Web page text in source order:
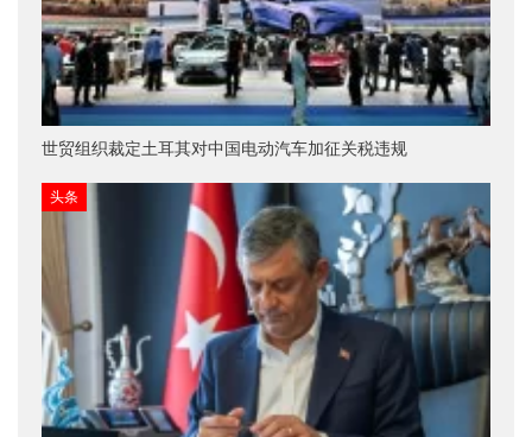
世贸组织裁定土耳其对中国电动汽车加征关税违规
头条